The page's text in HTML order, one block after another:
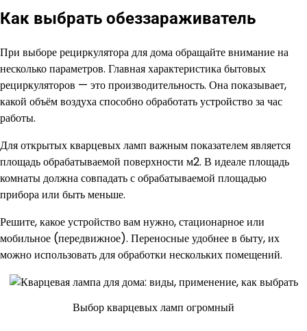
Как выбрать обеззараживатель
При выборе рециркулятора для дома обращайте внимание на
несколько параметров. Главная характеристика бытовых
рециркуляторов — это производительность. Она показывает,
какой объём воздуха способно обработать устройство за час
работы.
Для открытых кварцевых ламп важным показателем является
площадь обрабатываемой поверхности м2. В идеале площадь
комнаты должна совпадать с обрабатываемой площадью
прибора или быть меньше.
Решите, какое устройство вам нужно, стационарное или
мобильное (передвижное). Переносные удобнее в быту, их
можно использовать для обработки нескольких помещений.
Выбор кварцевых ламп огромный